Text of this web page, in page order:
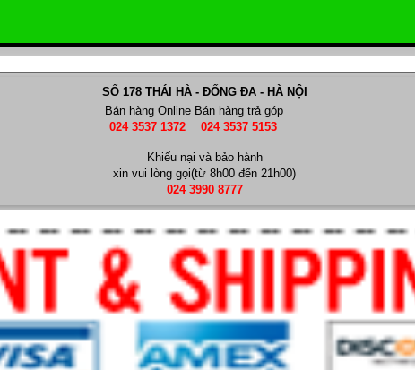
SỐ 178 THÁI HÀ - ĐỐNG ĐA - HÀ NỘI
Bán hàng Online
024 3537 1372
Bán hàng trả góp
024 3537 5153
Khiếu nại và bảo hành
xin vui lòng gọi(từ 8h00 đến 21h00)
024 3990 8777